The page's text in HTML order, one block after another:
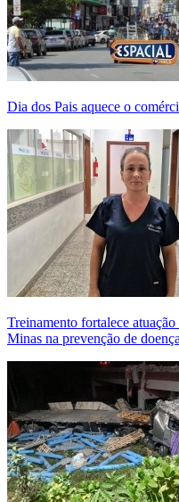
Dia dos Pais aquece o
Treinamento fortalece
Minas na prevenção de